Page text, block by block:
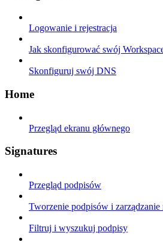
Logowanie i rejestracja
Jak skonfigurować swój
Skonfiguruj swój DNS
Home
Przegląd ekranu głównego
Signatures
Przegląd podpisów
Tworzenie podpisów i zarządzanie
Filtruj i wyszukuj podpisy